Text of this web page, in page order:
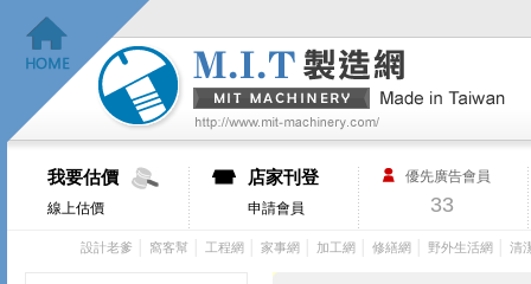
我要估價
線上估價
店家刊登
申請會員
優先廣告會員
33
設計老爹 窩客幫 工程網 家事網 加工網 修繕網 野外生活網 清